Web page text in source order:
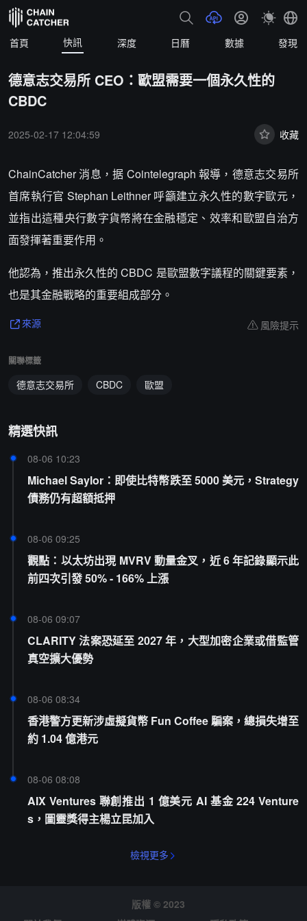
首頁 快訊 深度 日曆 數據 發現
德意志交易所 CEO：歐盟需要一個永久性的
CBDC
2025-02-17 12:04:59 收藏
ChainCatcher 消息，据 Cointelegraph 報導，德意志交易所
首席執行官 Stephan Leithner 呼籲建立永久性的數字歐元，
並指出這種央行數字貨幣將在金融穩定、效率和歐盟自治方
面發揮著重要作用。
他認為，推出永久性的 CBDC 是歐盟數字議程的關鍵要素，
也是其金融戰略的重要組成部分。
來源 風險提示
關聯標籤
德意志交易所 CBDC 歐盟
精選快訊
08-06 10:23
Michael Saylor：即使比特幣跌至 5000 美元，Strategy
債務仍有超額抵押
08-06 09:25
觀點：以太坊出現 MVRV 動量金叉，近 6 年記錄顯示此
前四次引發 50% - 166% 上漲
08-06 09:07
CLARITY 法案恐延至 2027 年，大型加密企業或借監管
真空擴大優勢
08-06 08:34
香港警方更新涉虛擬貨幣 Fun Coffee 騙案，總損失增至
約 1.04 億港元
08-06 08:08
AIX Ventures 聯創推出 1 億美元 AI 基金 224 Venture
s，圖靈獎得主楊立昆加入
檢視更多
版權 © 2023